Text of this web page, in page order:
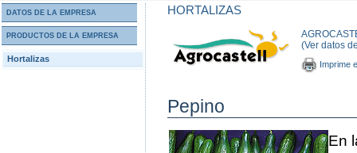
DATOS DE LA EMPRESA
PRODUCTOS DE LA EMPRESA
Hortalizas
HORTALIZAS
(Ver datos
Imprime
Pepino
En